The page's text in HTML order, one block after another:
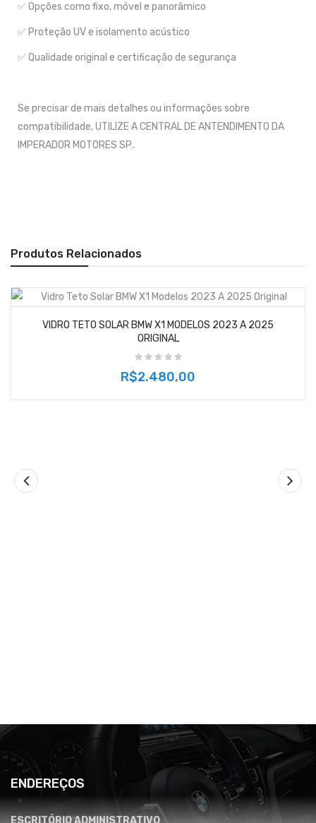
✅ Opções como fixo, móvel e panorâmico
✅ Proteção UV e isolamento acústico
✅ Qualidade original e certificação de segurança
Se precisar de mais detalhes ou informações sobre
compatibilidade, UTILIZE A CENTRAL DE ANTENDIMENTO DA
IMPERADOR MOTORES SP..
Produtos Relacionados
VIDRO TETO SOLAR BMW X1 MODELOS 2023 A 2025
ORIGINAL
R$2.480,00
ENDEREÇOS